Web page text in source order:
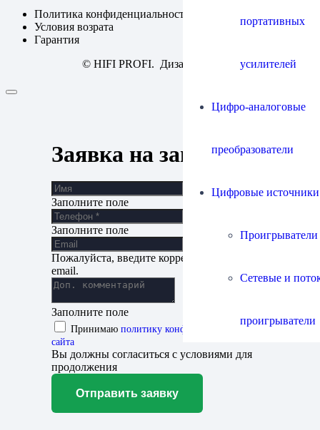
портативных
усилителей
Цифро-аналоговые
преобразователи
Цифровые источники
Сетевые и
проигрыватели
Политика конфиденциальности
Условия возрата
Гарантия
© HIFI PROFI. Дизайн:
Заявка на запись
Заполните поле
Заполните поле
Пожалуйста, введите корректный адрес
email.
Заполните поле
Принимаю политику конфиденциальности
сайта
Вы должны согласиться с условиями для
продолжения
Отправить заявку